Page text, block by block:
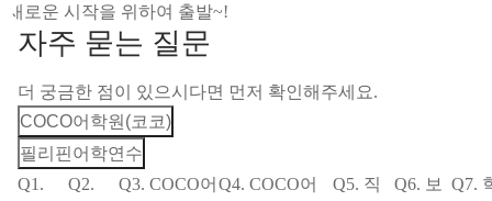
새로운 시작을 위하여 출발~!
자주 묻는 질문
더 궁금한 점이 있으시다면 먼저 확인해주세요.
COCO어학원(코코)
필리핀어학연수
Q1.
Q2.
Q3. COCO어 Q4. COCO어
Q5. 직
Q6. 보
Q7.